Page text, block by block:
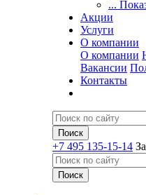
...
Акции
Услуги
О компании
О компании
Вакансии
Контакты
+7 495 135-15-14